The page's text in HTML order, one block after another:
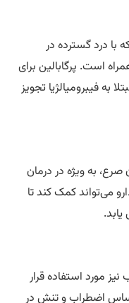
گسترده در
پرگابالین برای
تجویز
به ویژه در درمان
کمک کند تا
استفاده قرار
اضطراب و تنش در